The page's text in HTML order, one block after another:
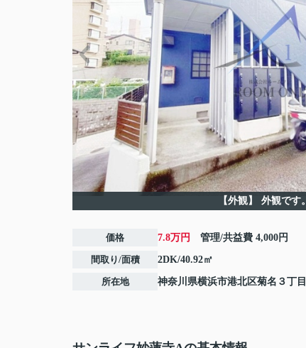
【外観】 外観です。
価格 7.8万円 管理/共益費 4,000円
間取り/面積 2DK/40.92㎡
所在地 神奈川県横浜市港北区菊名 ３丁目